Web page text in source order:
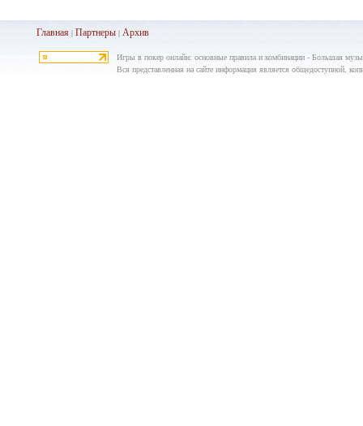
Главная| Партнеры| Архив
Игры в покер онлайн: основные правила и комбинации - Большая
Вся представленная на сайте информация является общедоступной,